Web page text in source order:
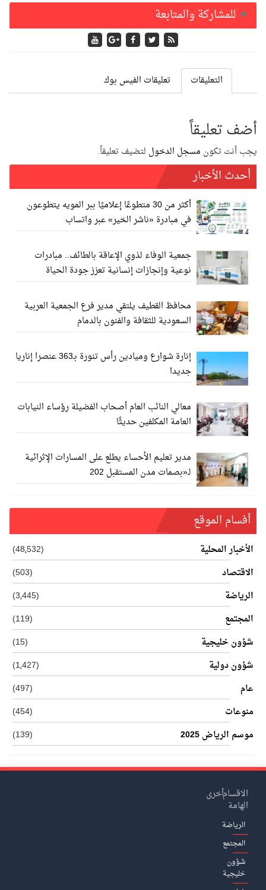
للمشاركة والمتابعة
التعليقات تعليقات الفيس بوك
أضف تعليقاً
يجب أنت تكون مسجل الدخول لتضيف تعليقاً.
أحدث الأخبار
أكثر من 30 متطوعًا إعلاميًا ببر المويه يتطوعون
في مبادرة «ناشر الخير» عبر واتساب
جمعية الوفاء لذوي الإعاقة بالطائف.. مبادرات
نوعية وإنجازات إنسانية تعزز جودة الحياة
محافظ القطيف يلتقي مدير فرع الجمعية العربية
السعودية للثقافة والفنون بالدمام
إنارة شوارع وميادين رأس تنورة بـ363 عنصرا إناريا
جديدا
معالي النائب العام أصحاب الفضيلة رؤساء النيابات
العامة المكلفين حديثًا
مدير تعليم الأحساء يطلع على المسارات الإثرائية
لـ«بصمات مدن المستقبل 202
أفسام الموقع
الأخبار المحلية
(48٬532)
الاقتصاد
(503)
الرياضة
(3٬445)
المجتمع
(119)
شؤون خليجية
(15)
شؤون دولية
(1٬427)
عام
(497)
منوعات
(454)
موسم الرياض 2025
(139)
الاقسام
الهامة
الرياضة
المجتمع
شؤون
خليجية
أخرى